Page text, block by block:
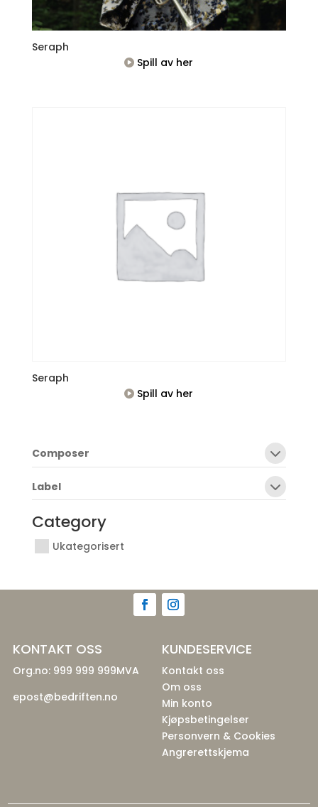
Seraph
Spill av her
Seraph
Spill av her
Composer
Label
Category
Ukategorisert
KONTAKT OSS
Org.no: 999 999 999MVA
epost@bedriften.no
KUNDESERVICE
Kontakt oss
Om oss
Min konto
Kjøpsbetingelser
Personvern & Cookies
Angrerettskjema